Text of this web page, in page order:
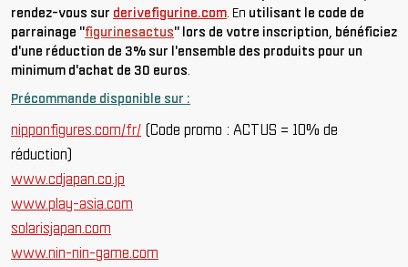
rendez-vous sur derivefigurine.com. En utilisant le code de
parrainage "figurinesactus" lors de votre inscription, bénéficiez
d'une réduction de 3% sur l'ensemble des produits pour un
minimum d'achat de 30 euros.
Précommande disponible sur :
nipponfigures.com/fr/ (Code promo : ACTUS = 10% de
réduction)
www.cdjapan.co.jp
www.play-asia.com
solarisjapan.com
www.nin-nin-game.com